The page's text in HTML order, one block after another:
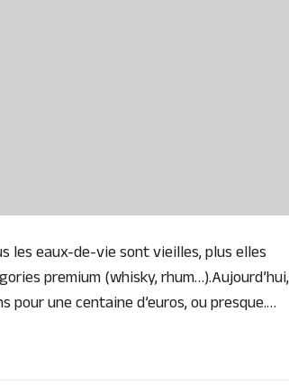
les eaux-de-vie sont vieilles, plus elles
premium (whisky, rhum…).Aujourd’hui,
pour une centaine d’euros, ou presque.…